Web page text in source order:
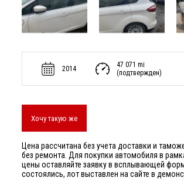
2014
47 071 mi
(подтвержден)
Хочу такую же
Цена рассчитана без учета доставки и
без ремонта. Для покупки автомобиля в
цены оставляйте заявку в всплывающей
состоялись, лот выставлен на сайте в